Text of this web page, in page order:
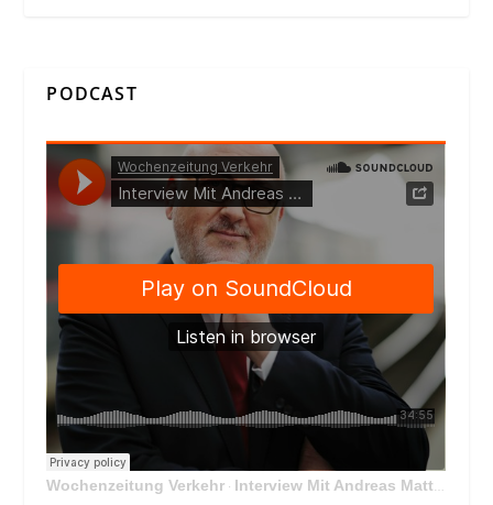
PODCAST
Wochenzeitung Verkehr · Interview Mit Andreas Matthä, CEO der ÖBB Holding